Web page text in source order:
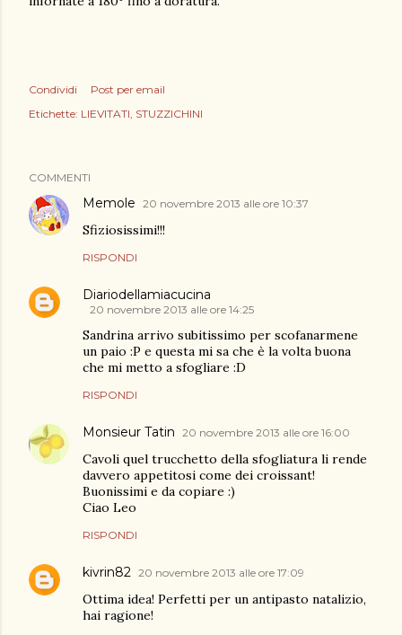
Condividi
Post per email
Etichette: LIEVITATI STUZZICHINI
COMMENTI
Memole 20 novembre 2013 alle ore 10:37
Sfiziosissimi!!!
RISPONDI
Diariodellamiacucina
20 novembre 2013 alle ore 14:25
Sandrina arrivo subitissimo per scofanarmene
un paio :P e questa mi sa che è la volta buona
che mi metto a sfogliare :D
RISPONDI
Monsieur Tatin 20 novembre 2013 alle ore 16:00
Cavoli quel trucchetto della sfogliatura li rende
davvero appetitosi come dei croissant!
Buonissimi e da copiare :)
Ciao Leo
RISPONDI
kivrin82 20 novembre 2013 alle ore 17:09
Ottima idea! Perfetti per un antipasto natalizio,
hai ragione!